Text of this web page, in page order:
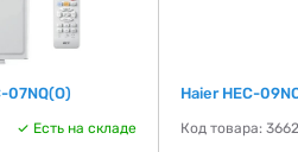
07NQ(O)
Есть на складе
Haier HEC-
Код товара: